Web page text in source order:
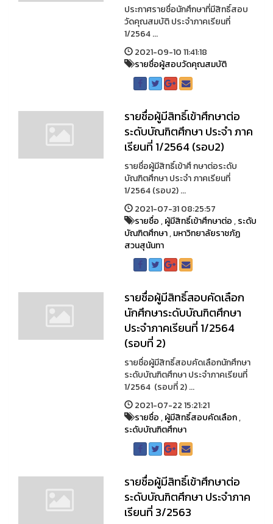
ประกาศรายชื่อนักศึกษาที่มีสิทธิ์สอบ
วัดคุณสมบัติ ประจำภาคเรียนที่
1/2564 ...
2021-09-10 11:41:18
รายชื่อผู้สอบวัดคุณสมบัติ
รายชื่อผู้มีสิทธิ์เข้าศึกษาต่อ
ระดับบัณฑิตศึกษา ประจำ ภาค
เรียนที่ 1/2564 (รอบ2)
รายชื่อผู้มีสิทธิ์เข้าศึ กษาต่อระดับ
บัณฑิตศึกษา ประจำ ภาคเรียนที่
1/2564 (รอบ2) ...
2021-07-31 08:25:57
รายชื่อ,ผู้มีสิทธิ์เข้าศึกษาต่อ,ระดับ
บัณฑิตศึกษา,มหาวิทยาลัยราชภัฏ
สวนสุนันทา
รายชื่อผู้มีสิทธิ์สอบคัดเลือก
นักศึกษาระดับบัณฑิตศึกษา
ประจำภาคเรียนที่ 1/2564
(รอบที่ 2)
รายชื่อผู้มีสิทธิ์สอบคัดเลือกนักศึกษา
ระดับบัณฑิตศึกษา ประจำภาคเรียนที่
1/2564 (รอบที่ 2) ...
2021-07-22 15:21:21
รายชื่อ,ผู้มีสิทธิ์สอบคัดเลือก,
ระดับบัณฑิตศึกษา
รายชื่อผู้มีสิทธิ์เข้าศึกษาต่อ
ระดับบัณฑิตศึกษา ประจำภาค
เรียนที่ 3/2563